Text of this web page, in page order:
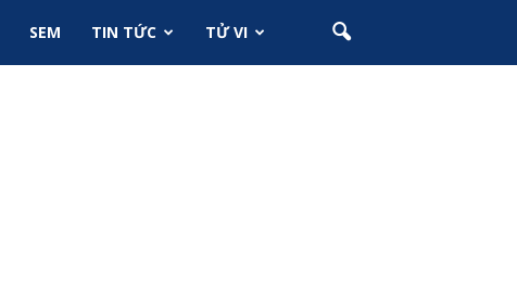
SEM TIN TỨC TỬ VI